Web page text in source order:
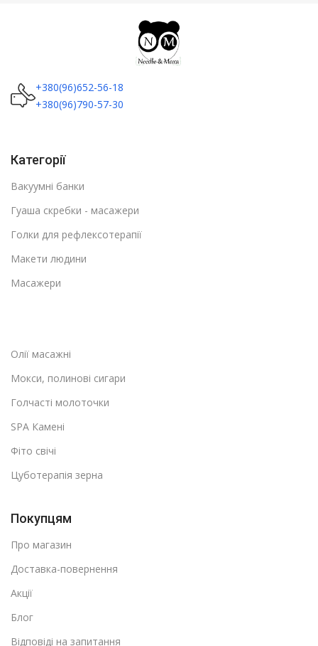
+380(96)652-56-18
+380(96)790-57-30
Категорії
Вакуумні банки
Гуаша скребки - масажери
Голки для рефлексотерапії
Макети людини
Масажери
Олії масажні
Мокси, полинові сигари
Голчасті молоточки
SPA Камені
Фіто свічі
Цуботерапія зерна
Покупцям
Про магазин
Доставка-повернення
Акції
Блог
Відповіді на запитання